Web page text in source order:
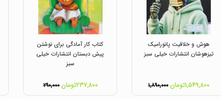
هوش و خلاقیت پانورامیک
تیزهوشان انتشارات خیلی سبز
۱,۵۴۹,۸۰۰تومان ۱,۸۹۰,۰۰۰
کتاب کار آمادگی برای نوشتن
پیش دبستان انتشارات خیلی
سبز
۲۳۷,۸۰۰تومان ۲۹۰,۰۰۰